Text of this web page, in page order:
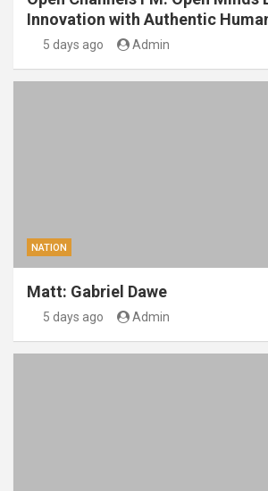
Innovation with Authentic
5 days ago Admin
NATION
Matt: Gabriel Dawe
5 days ago Admin